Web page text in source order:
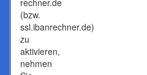
rechner.de
(bzw.
ssl.ibanrechner.de)
zu
aktivieren,
nehmen